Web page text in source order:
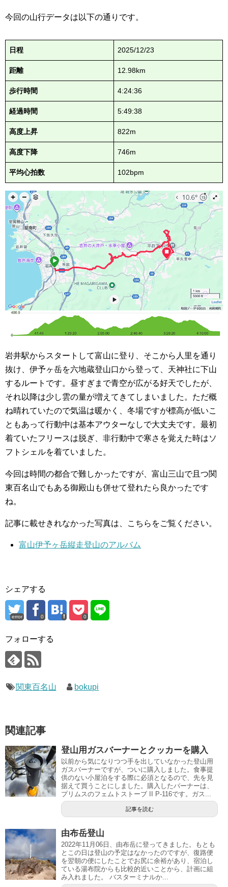
今回の山行データは以下の通りです。
日程 2025/12/23
距離 12.98km
歩行時間 4:24:36
経過時間 5:49:38
高度上昇 822m
高度下降 746m
平均心拍数 102bpm
岩井駅からスタートして富山に登り、そこから人里を通り
抜け、伊予ヶ岳を六地蔵登山口から登って、天神社に下山
するルートです。昼すぎまで青空が広がる好天でしたが、
それ以降は少し雲の量が増えてきてしまいました。ただ概
ね晴れていたので気温は暖かく、冬場ですが標高が低いこ
ともあって行動中は基本アウターなしで大丈夫です。最初
着ていたフリースは脱ぎ、非行動中で寒さを覚えた時はソ
フトシェルを着ていました。
今回は時間の都合で難しかったですが、富山三山で且つ関
東百名山でもある御殿山も併せて登れたら良かったです
ね。
記事に載せきれなかった写真は、こちらをご覧ください。
富山伊予ヶ岳縦走登山のアルバム
シェアする
error 0 0
フォローする
関東百名山 bokupi
関連記事
登山用ガスバーナーとクッカーを購入
以前から気になりつつ手を出していなかった登山用
ガスバーナーですが、ついに購入しました。食事提
供のない小屋泊をする際に必須となるので、先を見
据えて買うことにしました。購入したバーナーは、
プリムスのフェムトストーブ II P-116です。ガス...
記事を読む
由布岳登山
2022年11月06日、由布岳に登ってきました。もとも
とこの日は登山の予定はなかったのですが、復路便
を翌朝の便にしたことでお尻に余裕があり、宿泊し
ている湯布院からも比較的近いことから、計画に組
み入れました。 バスターミナルか...